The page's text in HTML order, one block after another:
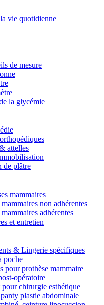
vie quotidienne
de mesure
la glycémie
attelles
de plâtre
mammaires
mammaires non adhérentes
adhérentes
et entretien
& Lingerie spécifiques
poche
pour prothèse mammaire
opératoire
chirurgie esthétique
plastie abdominale